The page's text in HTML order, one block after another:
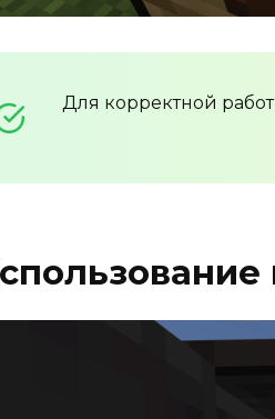
Для корректной